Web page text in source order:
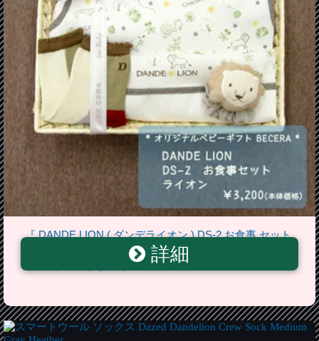
『 DANDE LION ( ダンデライオン ) DS-2 お食事 セット
ライオン 』 ベビー用品 出産祝い おしゃれ かわいい 日
詳細